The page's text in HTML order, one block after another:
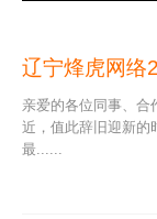
辽宁橡胶轮胎
公司网站制作
辽宁烽虎网络
亲爱的各位同事、合
近，值此辞旧迎新的
最......
01
2020-06
18
2020-12